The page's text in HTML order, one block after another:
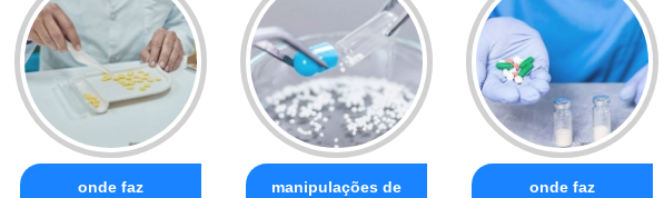
onde faz
manipulações de
onde faz